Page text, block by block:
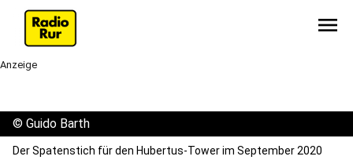
menu
Anzeige
© Guido Barth
Der Spatenstich für den Hubertus-Tower im September 2020